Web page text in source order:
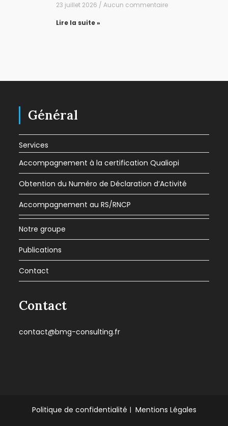
23 juillet 2026 Aucun commentaire
Lire la suite »
Général
Services
Accompagnement à la certification Qualiopi
Obtention du Numéro de Déclaration d’Activité
Accompagnement au RS/RNCP
Notre groupe
Publications
Contact
Contact
contact@bmg-consulting.fr
Politique de confidentialité Mentions Légales